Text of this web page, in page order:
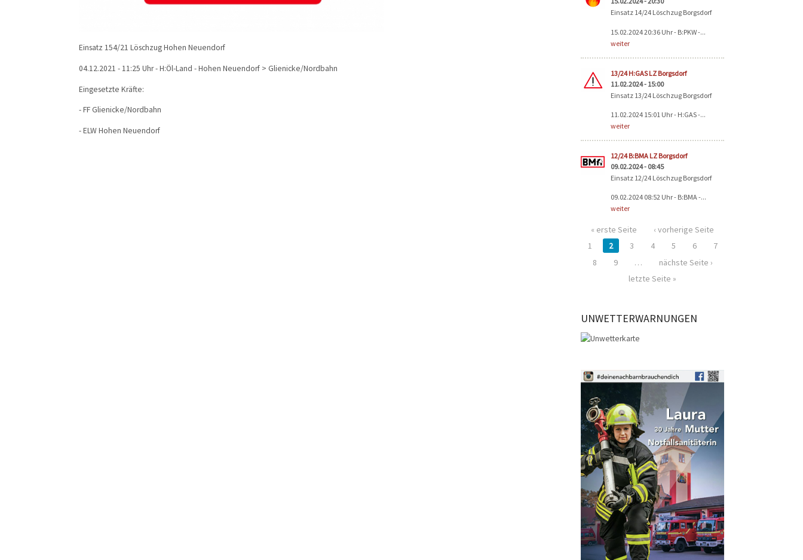
Einsatz 154/21 Löschzug Hohen Neuendorf
04.12.2021 - 11:25 Uhr - H:Öl-Land - Hohen Neuendorf > Glienicke/Nordbahn
Eingesetzte Kräfte:
- FF Glienicke/Nordbahn
- ELW Hohen Neuendorf
Einsatz 14/24 Löschzug Borgsdorf
15.02.2024 20:36 Uhr - B:PKW -...
weiter
13/24 H:GAS LZ Borgsdorf
11.02.2024 - 15:00
Einsatz 13/24 Löschzug Borgsdorf
11.02.2024 15:01 Uhr - H:GAS -...
weiter
12/24 B:BMA LZ Borgsdorf
09.02.2024 - 08:45
Einsatz 12/24 Löschzug Borgsdorf
09.02.2024 08:52 Uhr - B:BMA -...
weiter
« erste Seite
‹ vorherige Seite
1
2 3 4 5 6
7
8
9 …
nächste Seite ›
letzte Seite »
UNWETTERWARNUNGEN